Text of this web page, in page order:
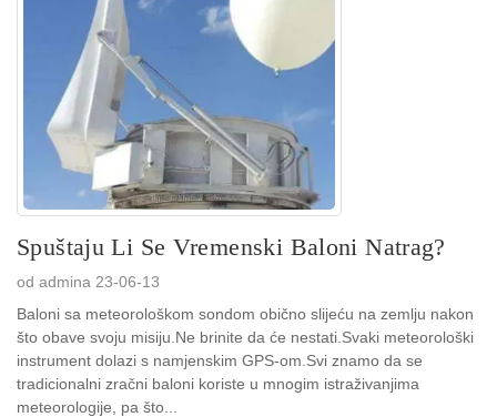
Spuštaju Li Se Vremenski Baloni Natrag?
od admina 23-06-13
Baloni sa meteorološkom sondom obično slijeću na zemlju nakon
što obave svoju misiju.Ne brinite da će nestati.Svaki meteorološki
instrument dolazi s namjenskim GPS-om.Svi znamo da se
tradicionalni zračni baloni koriste u mnogim istraživanjima
meteorologije, pa što...